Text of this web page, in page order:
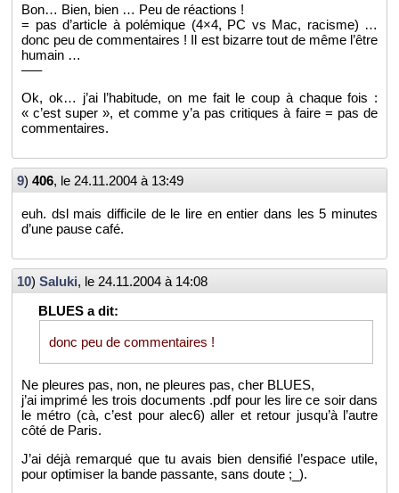
Bon… Bien, bien … Peu de ré­ac­tions !
= pas d’ar­ticle à po­lé­mique (4×4, PC vs Mac, ra­cisme) …
donc peu de com­men­taires ! Il est bi­zarre tout de même l’être
hu­main …
—–
Ok, ok… j’ai l’ha­bi­tude, on me fait le coup à chaque fois :
« c’est super », et comme y’a pas cri­tiques à faire = pas de
com­men­taires.
9) 406, le 24.11.2004 à 13:49
euh. dsl mais dif­fi­cile de le lire en en­tier dans les 5 mi­nutes
d’une pause café.
10) Sa­luki, le 24.11.2004 à 14:08
donc peu de com­men­taires !
Ne pleures pas, non, ne pleures pas, cher BLUES,
j’ai im­primé les trois do­cu­ments .pdf pour les lire ce soir dans
le métro (cà, c’est pour alec6) aller et re­tour jus­qu’à l’autre
côté de Paris.
J’ai déjà re­mar­qué que tu avais bien den­si­fié l’es­pace utile,
pour op­ti­mi­ser la bande pas­sante, sans doute ;_).